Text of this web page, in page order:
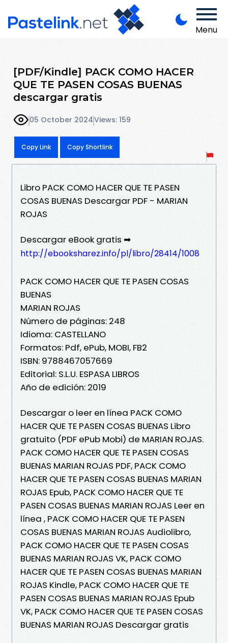
Menu
[PDF/Kindle] PACK COMO HACER
QUE TE PASEN COSAS BUENAS
descargar gratis
05 October 2024Views: 159
Copy Link Copy Shortlink
Libro PACK COMO HACER QUE TE PASEN
COSAS BUENAS Descargar PDF - MARIAN
ROJAS
Descargar eBook gratis ➡
http://ebooksharez.info/pl/libro/28414/1008
PACK COMO HACER QUE TE PASEN COSAS
BUENAS
MARIAN ROJAS
Número de páginas: 248
Idioma: CASTELLANO
Formatos: Pdf, ePub, MOBI, FB2
ISBN: 9788467057669
Editorial: S.L.U. ESPASA LIBROS
Año de edición: 2019
Descargar o leer en línea PACK COMO
HACER QUE TE PASEN COSAS BUENAS Libro
gratuito (PDF ePub Mobi) de MARIAN ROJAS.
PACK COMO HACER QUE TE PASEN COSAS
BUENAS MARIAN ROJAS PDF, PACK COMO
HACER QUE TE PASEN COSAS BUENAS MARIAN
ROJAS Epub, PACK COMO HACER QUE TE
PASEN COSAS BUENAS MARIAN ROJAS Leer en
línea , PACK COMO HACER QUE TE PASEN
COSAS BUENAS MARIAN ROJAS Audiolibro,
PACK COMO HACER QUE TE PASEN COSAS
BUENAS MARIAN ROJAS VK, PACK COMO
HACER QUE TE PASEN COSAS BUENAS MARIAN
ROJAS Kindle, PACK COMO HACER QUE TE
PASEN COSAS BUENAS MARIAN ROJAS Epub
VK, PACK COMO HACER QUE TE PASEN COSAS
BUENAS MARIAN ROJAS Descargar gratis